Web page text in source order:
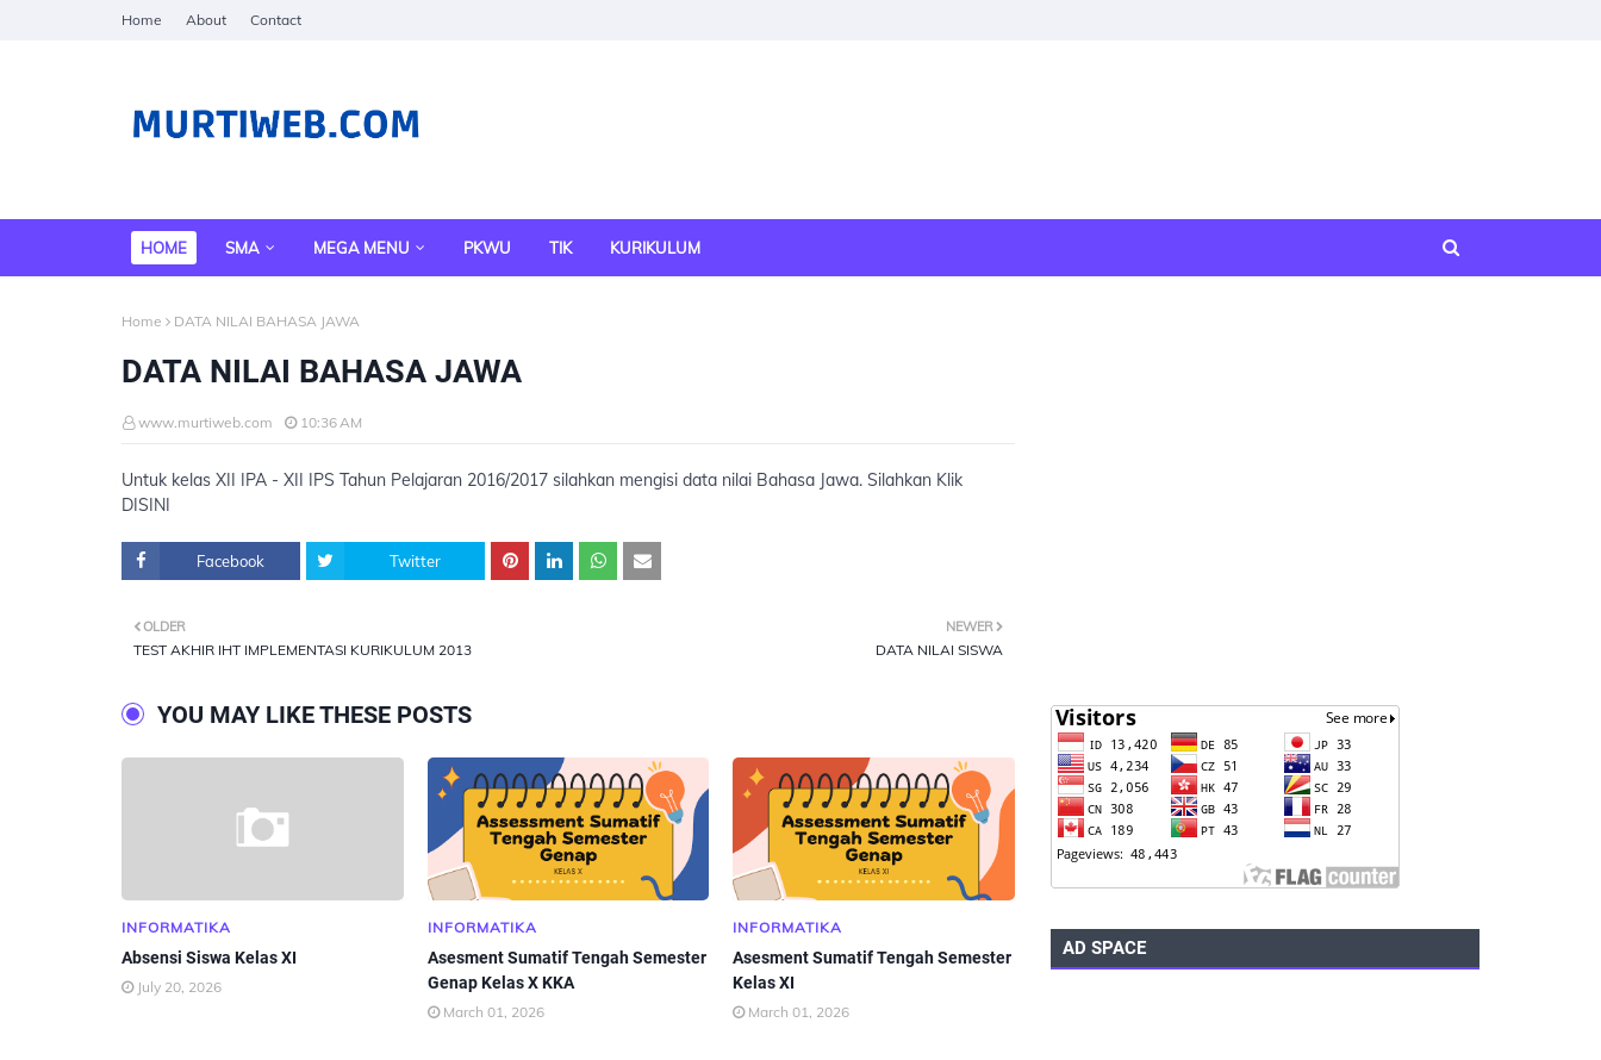
Home About Contact
HOME SMA MEGA MENU PKWU TIK KURIKULUM
Home DATA NILAI BAHASA JAWA
DATA NILAI BAHASA JAWA
www.murtiweb.com 10:36 AM
Untuk kelas XII IPA - XII IPS Tahun Pelajaran 2016/2017 silahkan mengisi data nilai Bahasa Jawa. Silahkan Klik
DISINI
Facebook Twitter
NEWER
DATA NILAI SISWA
OLDER
TEST AKHIR IHT IMPLEMENTASI KURIKULUM 2013
YOU MAY LIKE THESE POSTS
INFORMATIKA
Absensi Siswa Kelas XI
July 20, 2026
INFORMATIKA
Asesment Sumatif Tengah Semester
Genap Kelas X KKA
March 01, 2026
INFORMATIKA
Asesment Sumatif Tengah Semester
Kelas XI
March 01, 2026
AD SPACE